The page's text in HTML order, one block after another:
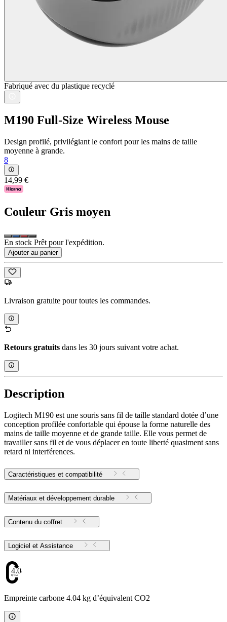
Fabriqué avec du plastique recyclé
M190 Full-Size Wireless Mouse
Design profilé, privilégiant le confort pour les mains de taille
moyenne à grande.
8
14,99 €
Couleur Gris moyen
En stock Prêt pour l'expédition.
Ajouter au panier
Livraison gratuite pour toutes les commandes.
Retours gratuits dans les 30 jours suivant votre achat.
Description
Logitech M190 est une souris sans fil de taille standard dotée d’une
conception profilée confortable qui épouse la forme naturelle des
mains de taille moyenne et de grande taille. Elle vous permet de
travailler sans fil et de vous déplacer en toute liberté quasiment sans
retard ni interférences.
Caractéristiques et compatibilité
Matériaux et développement durable
Contenu du coffret
Logiciel et Assistance
4.04
Empreinte carbone 4.04 kg d’équivalent CO2